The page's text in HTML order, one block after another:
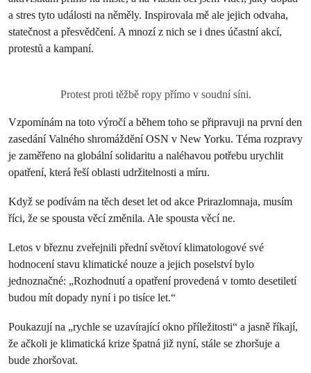
a stres tyto události na něměly. Inspirovala mě ale jejich odvaha,
statečnost a přesvědčení. A mnozí z nich se i dnes účastní akcí,
protestů a kampaní.
Protest proti těžbě ropy přímo v soudní síni.
Vzpomínám na toto výročí a během toho se připravuji na první den
zasedání Valného shromáždění OSN v New Yorku. Téma rozpravy
je zaměřeno na globální solidaritu a naléhavou potřebu urychlit
opatření, která řeší oblasti udržitelnosti a míru.
Když se podívám na těch deset let od akce Prirazlomnaja, musím
říci, že se spousta věcí změnila. Ale spousta věcí ne.
Letos v březnu zveřejnili přední světoví klimatologové své
hodnocení stavu klimatické nouze a jejich poselství bylo
jednoznačné: „Rozhodnutí a opatření provedená v tomto desetiletí
budou mít dopady nyní i po tisíce let.“
Poukazují na „rychle se uzavírající okno příležitosti“ a jasně říkají,
že ačkoli je klimatická krize špatná již nyní, stále se zhoršuje a
bude zhoršovat.